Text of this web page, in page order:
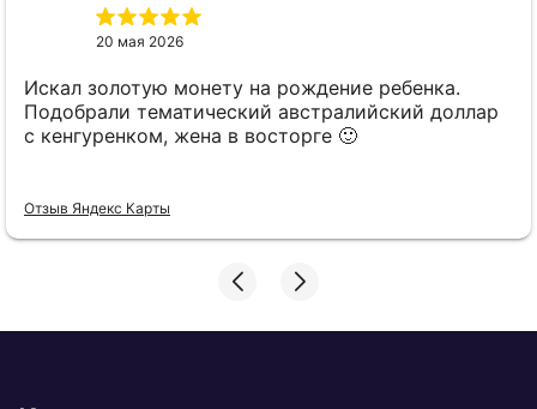
20 мая 2026
Искал золотую монету на рождение ребенка.
Подобрали тематический австралийский доллар
с кенгуренком, жена в восторге 🙂
Отзыв Яндекс Карты